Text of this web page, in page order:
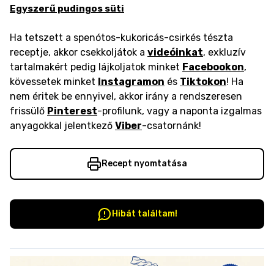
Egyszerű pudingos süti
Ha tetszett a spenótos-kukoricás-csirkés tészta
receptje, akkor csekkoljátok a videóinkat, exkluzív
tartalmakért pedig lájkoljatok minket Facebookon,
kövessetek minket Instagramon és Tiktokon! Ha
nem éritek be ennyivel, akkor irány a rendszeresen
frissülő Pinterest-profilunk, vagy a naponta izgalmas
anyagokkal jelentkező Viber-csatornánk!
Recept nyomtatása
Hibát találtam!